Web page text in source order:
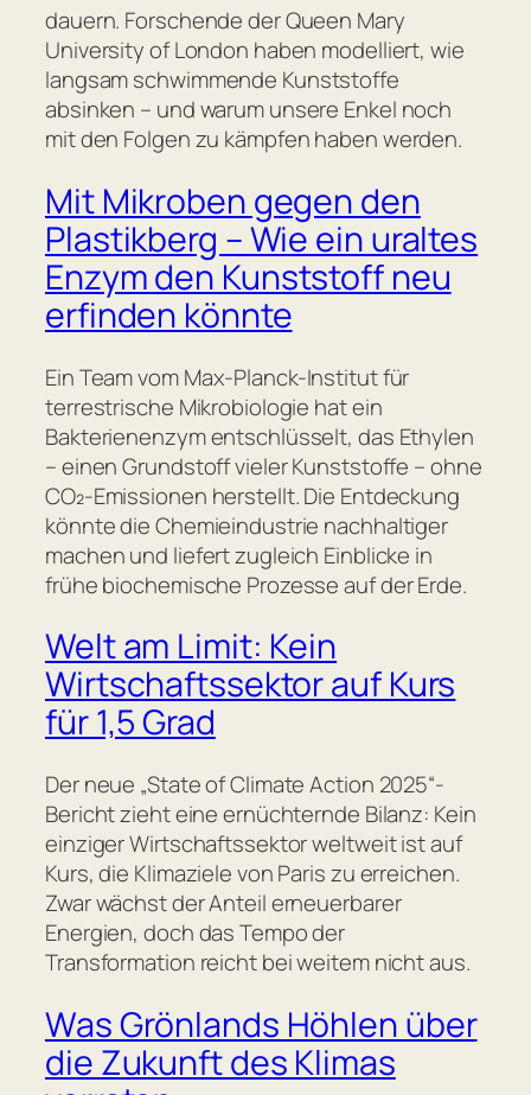
dauern. Forschende der Queen Mary
University of London haben modelliert, wie
langsam schwimmende Kunststoffe
absinken – und warum unsere Enkel noch
mit den Folgen zu kämpfen haben werden.
Mit Mikroben gegen den
Plastikberg – Wie ein uraltes
Enzym den Kunststoff neu
erfinden könnte
Ein Team vom Max-Planck-Institut für
terrestrische Mikrobiologie hat ein
Bakterienenzym entschlüsselt, das Ethylen
– einen Grundstoff vieler Kunststoffe – ohne
CO₂-Emissionen herstellt. Die Entdeckung
könnte die Chemieindustrie nachhaltiger
machen und liefert zugleich Einblicke in
frühe biochemische Prozesse auf der Erde.
Welt am Limit: Kein
Wirtschaftssektor auf Kurs
für 1,5 Grad
Der neue „State of Climate Action 2025“-
Bericht zieht eine ernüchternde Bilanz: Kein
einziger Wirtschaftssektor weltweit ist auf
Kurs, die Klimaziele von Paris zu erreichen.
Zwar wächst der Anteil erneuerbarer
Energien, doch das Tempo der
Transformation reicht bei weitem nicht aus.
Was Grönlands Höhlen über
die Zukunft des Klimas